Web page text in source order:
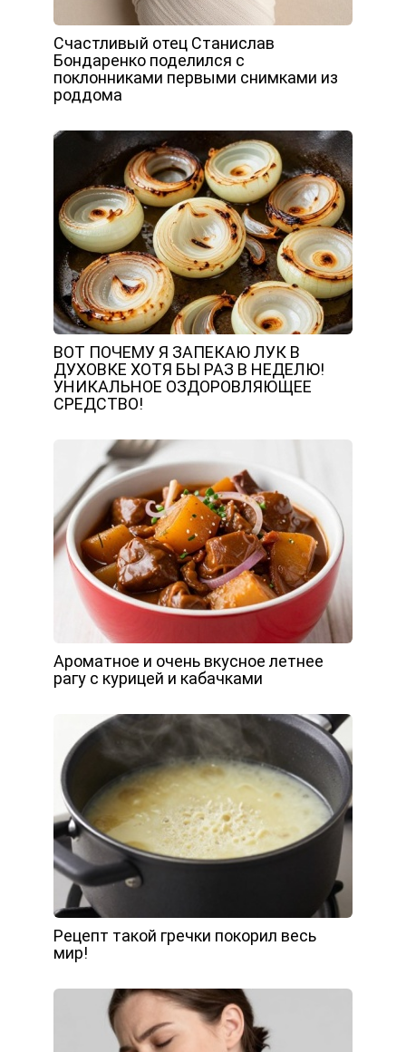
Счастливый отец Станислав
Бондаренко поделился с
поклонниками первыми снимками из
роддома
ВОТ ПОЧЕМУ Я ЗАПЕКАЮ ЛУК В
ДУХОВКЕ ХОТЯ БЫ РАЗ В НЕДЕЛЮ!
УНИКАЛЬНОЕ ОЗДОРОВЛЯЮЩЕЕ
СРЕДСТВО!
Ароматное и очень вкусное летнее
рагу с курицей и кабачками
Рецепт такой гречки покорил весь
мир!